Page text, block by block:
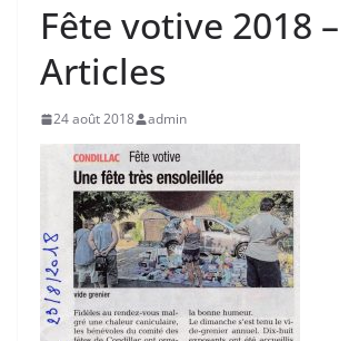
Fête votive 2018 –
Articles
24 août 2018 admin